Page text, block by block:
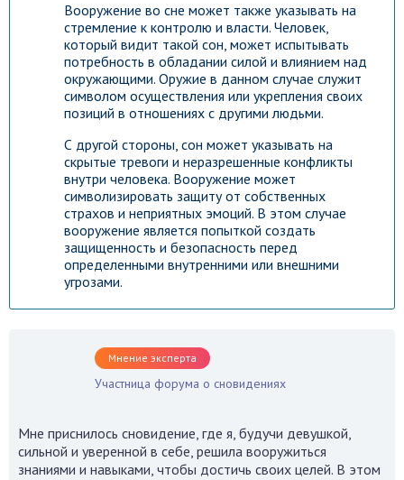
Гороскоп на каждый день!
Узнай что ждет тебя уже
Вооружение во сне может также указывать на
стремление к контролю и власти. Человек,
который видит такой сон, может испытывать
потребность в обладании силой и влиянием над
окружающими. Оружие в данном случае служит
символом осуществления или укрепления своих
позиций в отношениях с другими людьми.
С другой стороны, сон может указывать на
скрытые тревоги и неразрешенные конфликты
внутри человека. Вооружение может
символизировать защиту от собственных
страхов и неприятных эмоций. В этом случае
вооружение является попыткой создать
защищенность и безопасность перед
определенными внутренними или внешними
угрозами.
Мнение эксперта
Участница форума о сновидениях
Мне приснилось сновидение, где я, будучи девушкой,
сильной и уверенной в себе, решила вооружиться
знаниями и навыками, чтобы достичь своих целей. В этом